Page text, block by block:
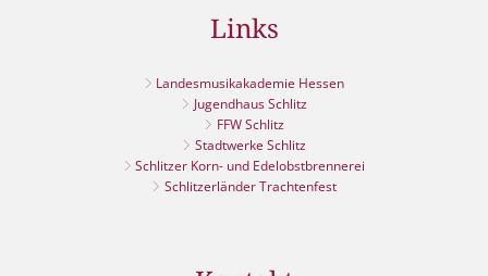
Links
Landesmusikakademie Hessen
Jugendhaus Schlitz
FFW Schlitz
Stadtwerke Schlitz
Schlitzer Korn- und Edelobstbrennerei
Schlitzerländer Trachtenfest